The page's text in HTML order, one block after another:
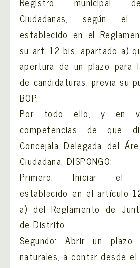
Ciudadanas, según el
establecido en el
su art. 12 bis, apartado a)
apertura de un plazo para
de candidaturas, previa su
BOP.
Por todo ello, y en
competencias de que
Concejala Delegada del
Ciudadana, DISPONGO:
Primero: Iniciar el
establecido en el artículo
a) del Reglamento de
de Distrito.
Segundo: Abrir un
naturales, a contar desde